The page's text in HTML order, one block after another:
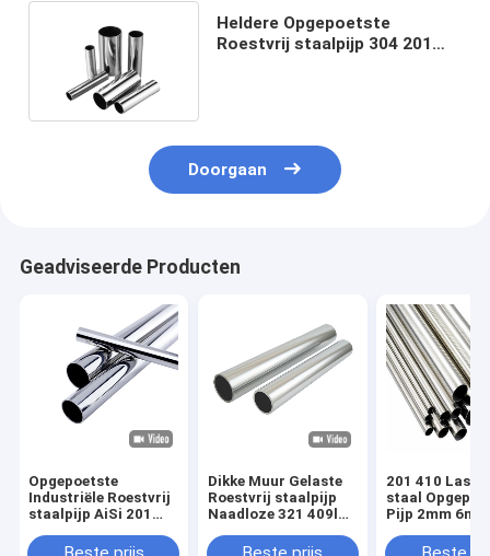
Heldere Opgepoetste
Roestvrij staalpijp 304 201
Doorgaan
Geadviseerde Producten
Opgepoetste
Industriële Roestvrij
staalpijp AiSi 201
Naadloze Buis
Dikke Muur Gelaste
Roestvrij staalpijp
Naadloze 321 409l
201 410
staal
Pijp 2mm 6mm